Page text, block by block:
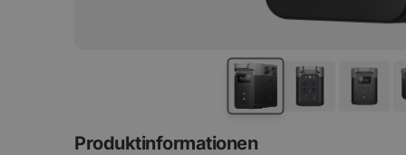
Produktinformationen